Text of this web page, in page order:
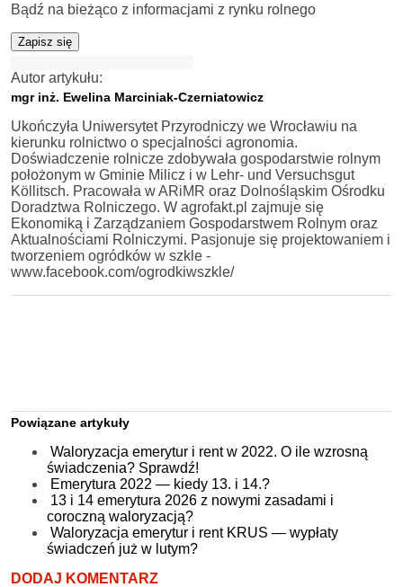
Bądź na bieżąco z informacjami z rynku rolnego
Zapisz się
Autor artykułu:
mgr inż. Ewelina Marciniak-Czerniatowicz
Ukończyła Uniwersytet Przyrodniczy we Wrocławiu na
kierunku rolnictwo o specjalności agronomia.
Doświadczenie rolnicze zdobywała gospodarstwie rolnym
położonym w Gminie Milicz i w Lehr- und Versuchsgut
Köllitsch. Pracowała w ARiMR oraz Dolnośląskim Ośrodku
Doradztwa Rolniczego. W agrofakt.pl zajmuje się
Ekonomiką i Zarządzaniem Gospodarstwem Rolnym oraz
Aktualnościami Rolniczymi. Pasjonuje się projektowaniem i
tworzeniem ogródków w szkle -
www.facebook.com/ogrodkiwszkle/
Powiązane artykuły
Waloryzacja emerytur i rent w 2022. O ile wzrosną
świadczenia? Sprawdź!
Emerytura 2022 — kiedy 13. i 14.?
13 i 14 emerytura 2026 z nowymi zasadami i
coroczną waloryzacją?
Waloryzacja emerytur i rent KRUS — wypłaty
świadczeń już w lutym?
DODAJ KOMENTARZ